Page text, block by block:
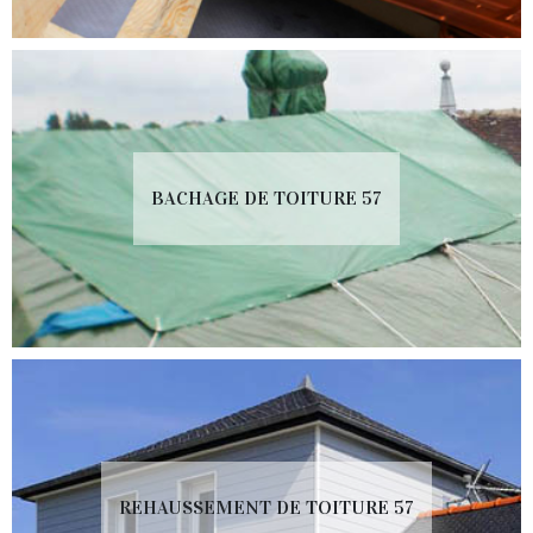
BACHAGE DE TOITURE 57
REHAUSSEMENT DE TOITURE 57